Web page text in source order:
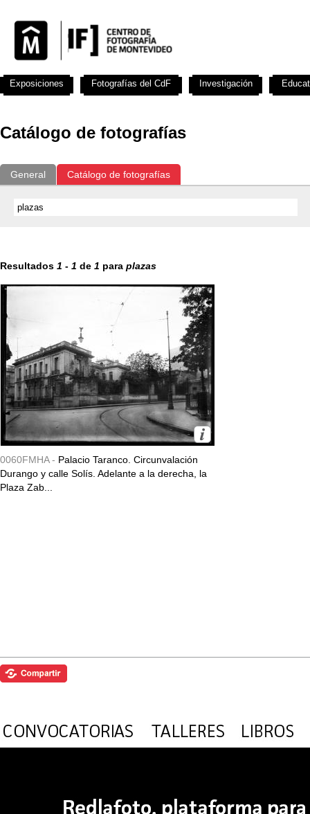
Catálogo de fotografías
General Catálogo de fotografías
Resultados 1 - 1 de 1 para plazas
0060FMHA - Palacio Taranco. Circunvalación
Durango y calle Solís. Adelante a la derecha, la
Plaza Zab...
Exposiciones Fotografías del CdF Investigación